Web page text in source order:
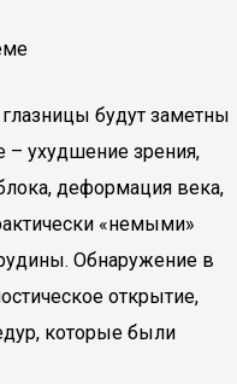
будут заметны
– ухудшение зрения,
деформация века,
«немыми»
Обнаружение в
открытие,
которые были